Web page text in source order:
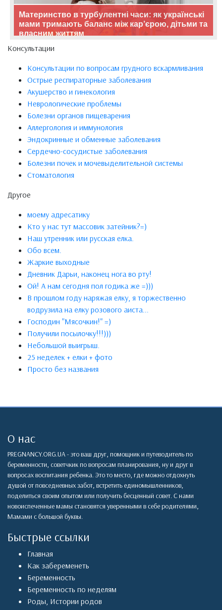
Материнство в турбулентні часи: як українські
мами тримають баланс між кар’єрою, дітьми та
власним життям
Консультации
Консультации по вопросам грудного вскармливания
Острые респираторные заболевания
Акушерство и гинекология
Неврологические проблемы
Болезни органов пищеварения
Аллергология и иммунология
Эндокринные и обменные заболевания
Сердечно-сосудистые заболевания
Болезни почек и мочевыделительной системы
Стоматология
Другое
моему адресатику
Кто у нас тут массовик затейник?=)
Наш утренник или русская елка.
Обо всем.
Жаркие выходные
Дневник Дарьи, наконец нога во рту!
Ой! А нам сегодня пол годика же =)))
В прошлом году наряжая елку, я торжественно
водрузила на елку розового аиста...
Господин "Мясочкин!" =)
Получили посылочку!!!)))
Небольшой выигрыш.
25 неделек + елки + фото
Просто без названия
О нас
PREGNANCY.ORG.UA - это ваш друг, помощник и путеводитель по
беременности, советчкик по вопросам планирования, ну и друг в
вопросах воспитания ребенка. Это то место, где можно отдохнуть
душой от повседневных забот, встретить единомышленников,
поделиться своим опытом или получить бесценный совет. С нами
новоиспеченные мамы становятся уверенными в себе родителями,
Мамами с большой буквы.
Быстрые ссылки
Главная
Как забеременеть
Беременность
Беременность по неделям
Роды, Истории родов